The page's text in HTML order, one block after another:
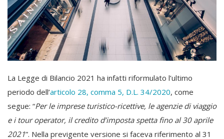
Contatti
La Legge di Bilancio 2021 ha infatti riformulato l’ultimo
periodo dell’articolo 28, comma 5, D.L. 34/2020, come
segue: “Per le imprese turistico-ricettive, le agenzie di viaggio
e i tour operator, il credito d’imposta spetta fino al 30 aprile
2021”. Nella previgente versione si faceva riferimento al 31